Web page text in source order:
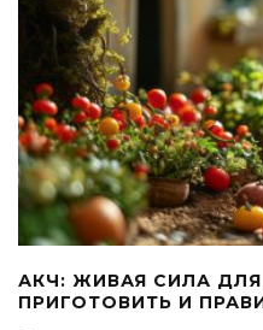
АКЧ: ЖИВАЯ СИЛА
ПРИГОТОВИТЬ И